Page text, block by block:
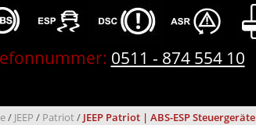
0511 - 874 554 10
/ JEEP / Patriot / JEEP Patriot | ABS-ESP Steuergeräte